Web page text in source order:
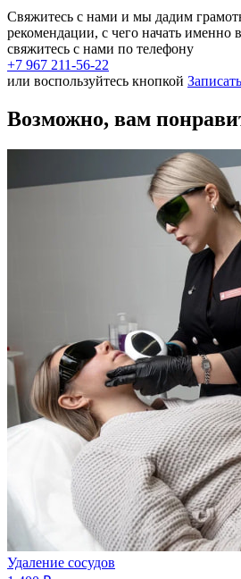
Свяжитесь с нами и мы дадим
рекомендации, с чего начать именно
свяжитесь с нами по телефону
+7 967 211-56-22
или воспользуйтесь кнопкой
Возможно, вам
Удаление сосудов